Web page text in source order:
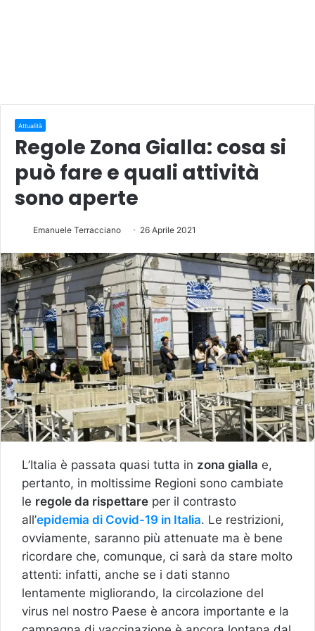
Attualità
Regole Zona Gialla: cosa si
può fare e quali attività
sono aperte
Emanuele Terracciano 26 Aprile 2021
L’Italia è passata quasi tutta in zona gialla e,
pertanto, in moltissime Regioni sono cambiate
le regole da rispettare per il contrasto
all’epidemia di Covid-19 in Italia. Le restrizioni,
ovviamente, saranno più attenuate ma è bene
ricordare che, comunque, ci sarà da stare molto
attenti: infatti, anche se i dati stanno
lentamente migliorando, la circolazione del
virus nel nostro Paese è ancora importante e la